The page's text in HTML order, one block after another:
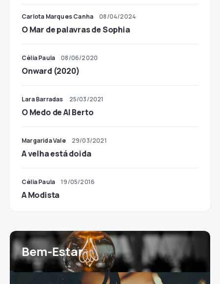
Carlota Marques Canha 08/04/2024
O Mar de palavras de Sophia
Célia Paula 08/06/2020
Onward (2020)
Lara Barradas 25/03/2021
O Medo de Al Berto
Margarida Vale 29/03/2021
A velha está doida
Célia Paula 19/05/2016
A Modista
Bem-Estar